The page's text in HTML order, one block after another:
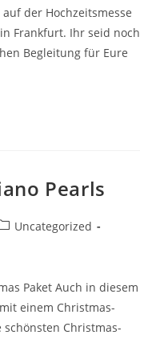
der Hochzeitsmesse
Frankfurt. Ihr seid noch
Begleitung für Eure
Pearls
Uncategorized
Paket Auch in diesem
einem Christmas-
Christmas-